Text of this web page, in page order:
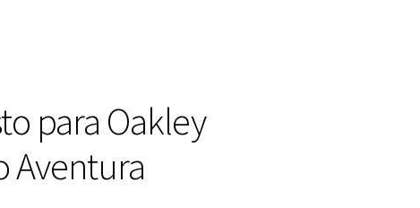
para Oakley
Aventura